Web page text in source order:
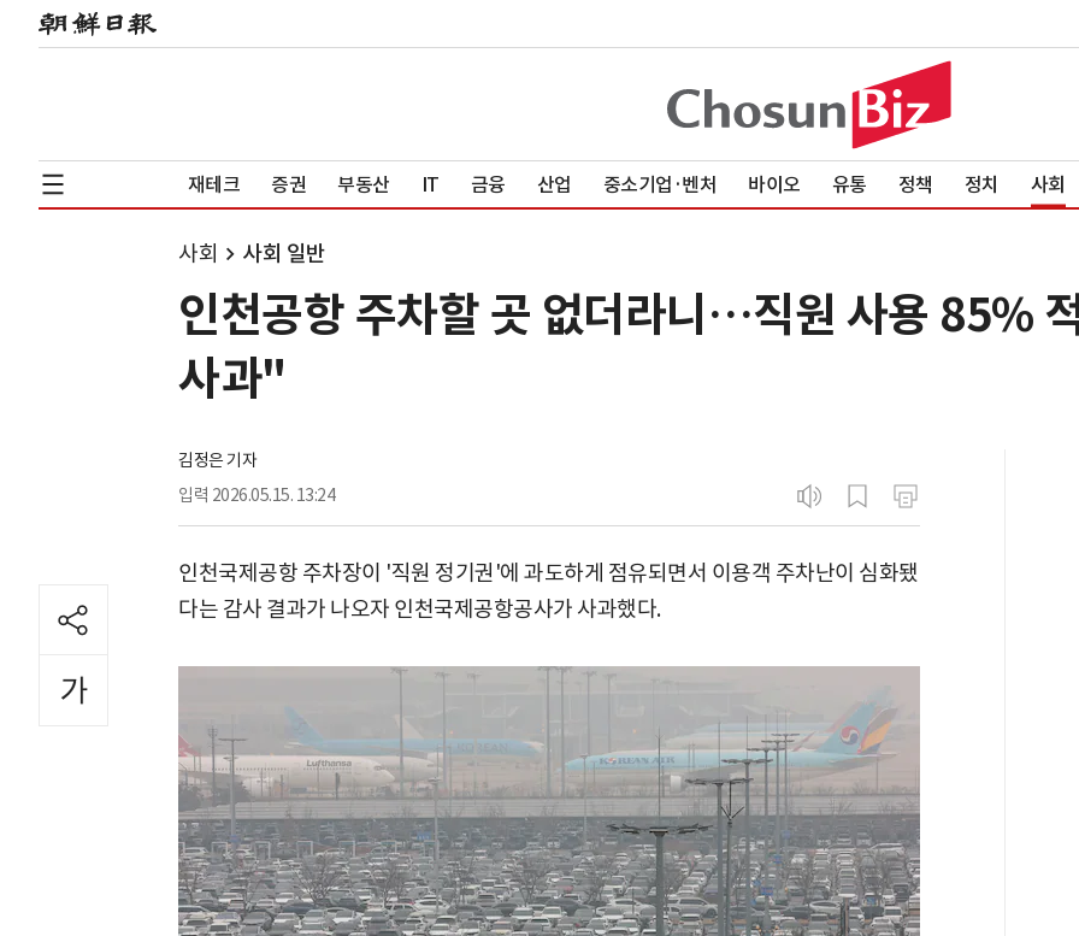
재테크 증권 부동산 IT 금융 산업 중소기업·벤처 바이오 유통 정책 정치 사회
사회 사회 일반
인천공항 주차할 곳 없더라니…직원 사용 85%
사과"
김정은 기자
입력 2026.05.15. 13:24
인천국제공항 주차장이 '직원 정기권'에 과도하게 점유되면서 이용객 주차난이 심화됐
다는 감사 결과가 나오자 인천국제공항공사가 사과했다.